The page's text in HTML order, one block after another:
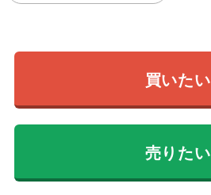
買いたい
売りたい